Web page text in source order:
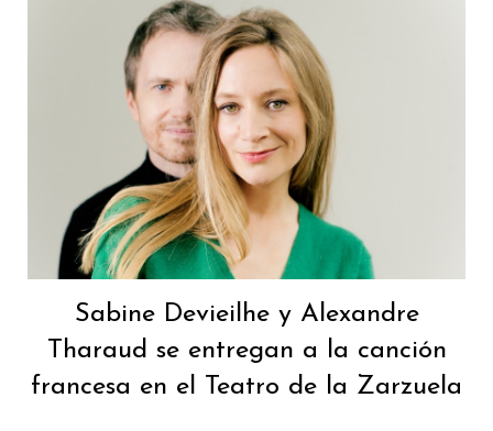
Sabine Devieilhe y Alexandre
Tharaud se entregan a la canción
francesa en el Teatro de la Zarzuela